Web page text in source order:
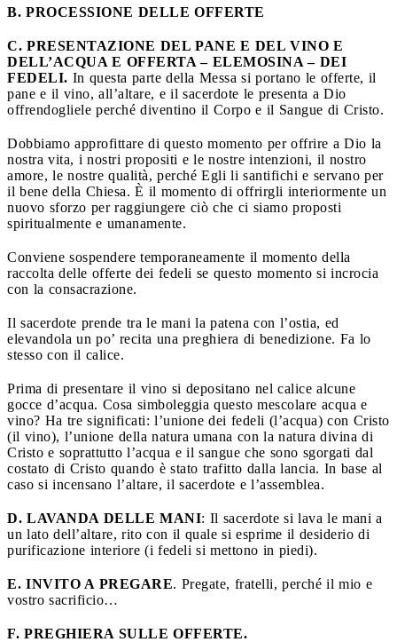
B. PROCESSIONE DELLE OFFERTE
C. PRESENTAZIONE DEL PANE E DEL VINO E
DELL’ACQUA E OFFERTA – ELEMOSINA – DEI
FEDELI. In questa parte della Messa si portano le offerte, il
pane e il vino, all’altare, e il sacerdote le presenta a Dio
offrendogliele perché diventino il Corpo e il Sangue di Cristo.
Dobbiamo approfittare di questo momento per offrire a Dio la
nostra vita, i nostri propositi e le nostre intenzioni, il nostro
amore, le nostre qualità, perché Egli li santifichi e servano per
il bene della Chiesa. È il momento di offrirgli interiormente un
nuovo sforzo per raggiungere ciò che ci siamo proposti
spiritualmente e umanamente.
Conviene sospendere temporaneamente il momento della
raccolta delle offerte dei fedeli se questo momento si incrocia
con la consacrazione.
Il sacerdote prende tra le mani la patena con l’ostia, ed
elevandola un po’ recita una preghiera di benedizione. Fa lo
stesso con il calice.
Prima di presentare il vino si depositano nel calice alcune
gocce d’acqua. Cosa simboleggia questo mescolare acqua e
vino? Ha tre significati: l’unione dei fedeli (l’acqua) con Cristo
(il vino), l’unione della natura umana con la natura divina di
Cristo e soprattutto l’acqua e il sangue che sono sgorgati dal
costato di Cristo quando è stato trafitto dalla lancia. In base al
caso si incensano l’altare, il sacerdote e l’assemblea.
D. LAVANDA DELLE MANI: Il sacerdote si lava le mani a
un lato dell’altare, rito con il quale si esprime il desiderio di
purificazione interiore (i fedeli si mettono in piedi).
E. INVITO A PREGARE. Pregate, fratelli, perché il mio e
vostro sacrificio…
F. PREGHIERA SULLE OFFERTE.